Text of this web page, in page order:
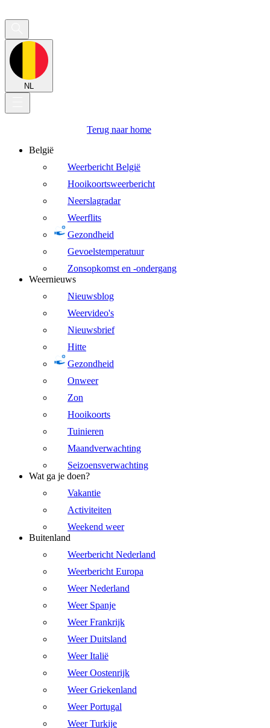
NL
Terug naar home
België
Weerbericht België
Hooikoortsweerbericht
Neerslagradar
Weerflits
Gezondheid
Gevoelstemperatuur
Zonsopkomst en -ondergang
Weernieuws
Nieuwsblog
Weervideo's
Nieuwsbrief
Hitte
Gezondheid
Onweer
Zon
Hooikoorts
Tuinieren
Maandverwachting
Seizoensverwachting
Wat ga je doen?
Vakantie
Activiteiten
Weekend weer
Buitenland
Weerbericht Nederland
Weerbericht Europa
Weer Nederland
Weer Spanje
Weer Frankrijk
Weer Duitsland
Weer Italië
Weer Oostenrijk
Weer Griekenland
Weer Portugal
Weer Turkije